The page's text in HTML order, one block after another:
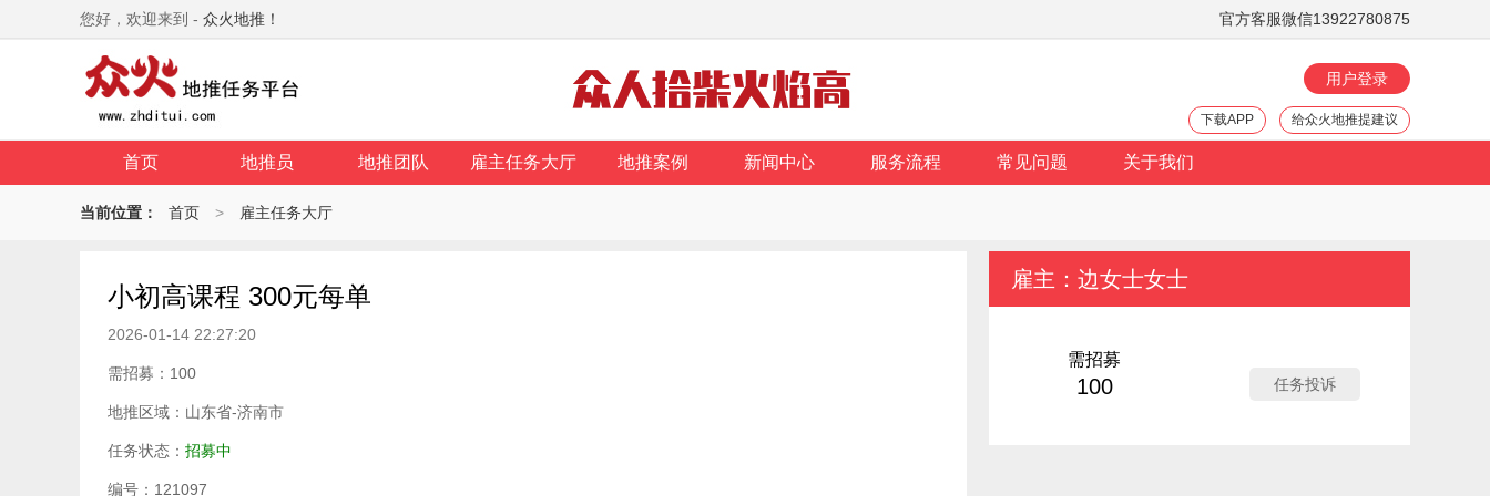
您好，欢迎来到 - 众火地推！ 官方客服微信13922780875
用户登录
下载APP 给众火地推提建议
首页 地推员 地推团队 雇主任务大厅 地推案例 新闻中心 服务流程 常见问题 关于我们
当前位置： 首页 > 雇主任务大厅
小初高课程 300元每单
2026-01-14 22:27:20
需招募：100
地推区域：山东省-济南市
任务状态： 招募中
编号：121097
雇主：边女士女士
需招募
100 任务投诉